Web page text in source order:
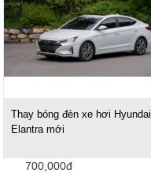
Thay bóng đèn xe hơi Hyundai
Elantra mới
700,000đ